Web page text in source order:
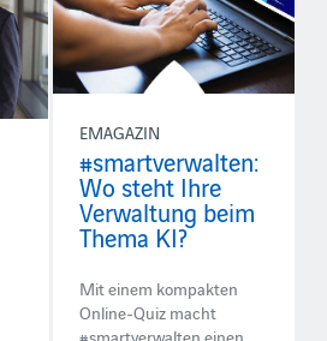
EMAGAZIN
#smartverwalten:
Wo steht Ihre
Verwaltung beim
Thema KI?
Mit einem kompakten
Online-Quiz macht
#smartverwalten einen